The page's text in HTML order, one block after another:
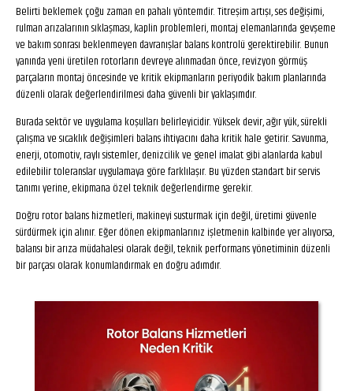
Belirti beklemek çoğu zaman en pahalı yöntemdir. Titreşim artışı, ses değişimi,
rulman arızalarının sıklaşması, kaplin problemleri, montaj elemanlarında gevşeme
ve bakım sonrası beklenmeyen davranışlar balans kontrolü gerektirebilir. Bunun
yanında yeni üretilen rotorların devreye alınmadan önce, revizyon görmüş
parçaların montaj öncesinde ve kritik ekipmanların periyodik bakım planlarında
düzenli olarak değerlendirilmesi daha güvenli bir yaklaşımdır.
Burada sektör ve uygulama koşulları belirleyicidir. Yüksek devir, ağır yük, sürekli
çalışma ve sıcaklık değişimleri balans ihtiyacını daha kritik hale getirir. Savunma,
enerji, otomotiv, raylı sistemler, denizcilik ve genel imalat gibi alanlarda kabul
edilebilir toleranslar uygulamaya göre farklılaşır. Bu yüzden standart bir servis
tanımı yerine, ekipmana özel teknik değerlendirme gerekir.
Doğru rotor balans hizmetleri, makineyi susturmak için değil, üretimi güvenle
sürdürmek için alınır. Eğer dönen ekipmanlarınız işletmenin kalbinde yer alıyorsa,
balansı bir arıza müdahalesi olarak değil, teknik performans yönetiminin düzenli
bir parçası olarak konumlandırmak en doğru adımdır.